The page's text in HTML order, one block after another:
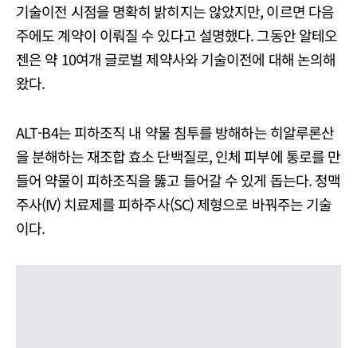
기술이전 시점을 명확히 밝히지는 않았지만, 이르면 다음
주에도 계약이 이뤄질 수 있다고 설명했다. 그동안 알테오
젠은 약 10여개 글로벌 제약사와 기술이전에 대해 논의해
왔다.
ALT-B4는 피하조직 내 약물 침투를 방해하는 히알루론산
을 분해하는 재조합 효소 단백질로, 인체 피부에 통로를 만
들어 약물이 피하조직을 뚫고 들어갈 수 있게 돕는다. 정맥
주사(IV) 치료제를 피하주사(SC) 제형으로 바꿔주는 기술
이다.